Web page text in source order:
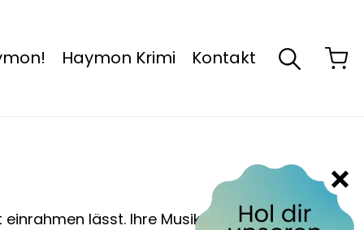
Haymon Krimi Kontakt
einrahmen lässt. Ihre Musik, Gemälde